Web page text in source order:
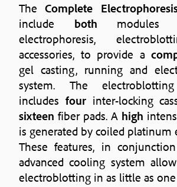
TheComplete
include both modules
electrophoresis,
accessories, to provide a
gel casting, running and
system. The
includes fourinter-locking
sixteen fiber pads. A high
is generated by coiled platinum
These features, in
advanced cooling system
electroblotting in as little as